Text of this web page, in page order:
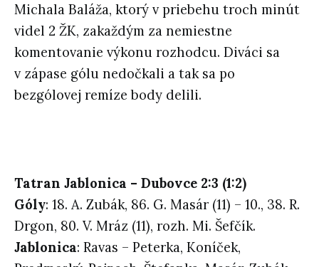
Michala Baláža, ktorý v priebehu troch minút
videl 2 ŽK, zakaždým za nemiestne
komentovanie výkonu rozhodcu. Diváci sa
v zápase gólu nedočkali a tak sa po
bezgólovej remíze body delili.
Tatran Jablonica – Dubovce 2:3 (1:2)
Góly: 18. A. Zubák, 86. G. Masár (11) – 10., 38. R.
Drgon, 80. V. Mráz (11), rozh. Mi. Šefčík.
Jablonica: Ravas – Peterka, Koníček,